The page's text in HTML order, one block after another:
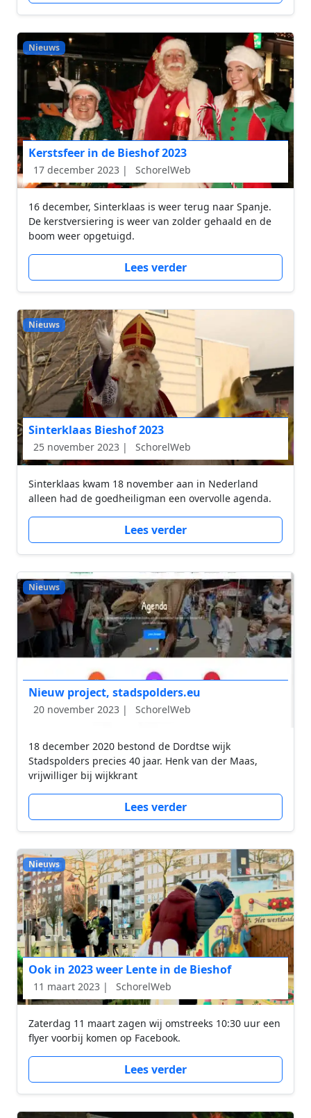
Nieuws
Kerstsfeer in de Bieshof 2023
17 december 2023 | SchorelWeb
16 december, Sinterklaas is weer terug naar Spanje.
De kerstversiering is weer van zolder gehaald en de
boom weer opgetuigd.
Lees verder
Nieuws
Sinterklaas Bieshof 2023
25 november 2023 | SchorelWeb
Sinterklaas kwam 18 november aan in Nederland
alleen had de goedheiligman een overvolle agenda.
Lees verder
Nieuws
Nieuw project, stadspolders.eu
20 november 2023 | SchorelWeb
18 december 2020 bestond de Dordtse wijk
Stadspolders precies 40 jaar. Henk van der Maas,
vrijwilliger bij wijkkrant
Lees verder
Nieuws
Ook in 2023 weer Lente in de Bieshof
11 maart 2023 | SchorelWeb
Zaterdag 11 maart zagen wij omstreeks 10:30 uur een
flyer voorbij komen op Facebook.
Lees verder